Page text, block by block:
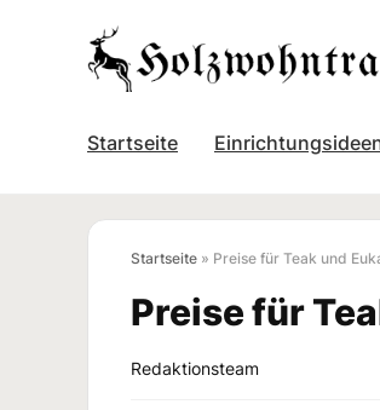
Startseite
Startseite » Preise für Teak und
Preise für
Redaktionsteam